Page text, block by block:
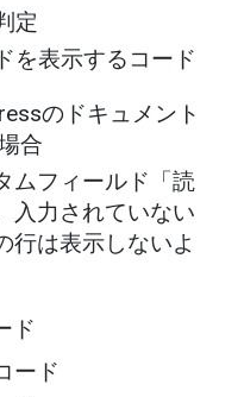
定
を表示するコード
のドキュメント
合
ムフィールド「読
入力されていない
行は表示しないよ
ド
ード